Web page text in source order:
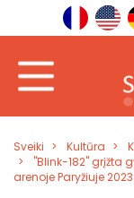
Sveiki Kultūra
"Blink-182" grįžta
arenoje Paryžiuje